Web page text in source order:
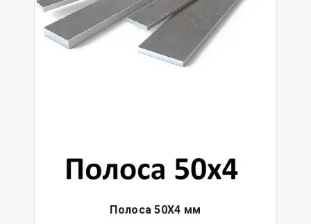
Полоса 50Х4 мм